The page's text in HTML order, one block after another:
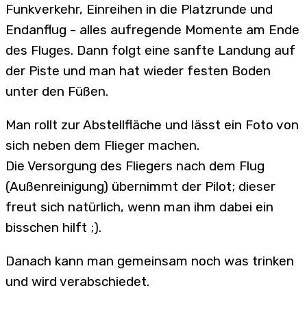
Funkverkehr, Einreihen in die Platzrunde und
Endanflug - alles aufregende Momente am Ende
des Fluges. Dann folgt eine sanfte Landung auf
der Piste und man hat wieder festen Boden
unter den Füßen.
Man rollt zur Abstellfläche und lässt ein Foto von
sich neben dem Flieger machen.
Die Versorgung des Fliegers nach dem Flug
(Außenreinigung) übernimmt der Pilot; dieser
freut sich natürlich, wenn man ihm dabei ein
bisschen hilft ;).
Danach kann man gemeinsam noch was trinken
und wird verabschiedet.